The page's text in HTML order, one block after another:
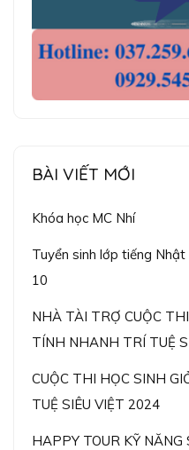
BÀI VIẾT MỚI
Khóa học MC Nhí
Tuyển sinh lớp tiếng
10
NHÀ TÀI TRỢ CUỘC
TÍNH NHANH TRÍ TUỆ
CUỘC THI HỌC SINH
TUỆ SIÊU VIỆT 2024
HAPPY TOUR KỸ